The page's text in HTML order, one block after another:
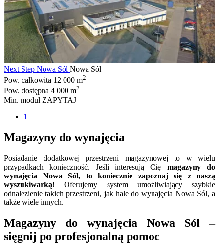
Next Step Nowa Sól Nowa Sól
Pow. całkowita 12 000 m2
Pow. dostępna 4 000 m2
Min. moduł ZAPYTAJ
1
Magazyny do wynajęcia
Posiadanie dodatkowej przestrzeni magazynowej to w wielu
przypadkach konieczność. Jeśli interesują Cię magazyny do
wynajęcia Nowa Sól, to koniecznie zapoznaj się z naszą
wyszukiwarką! Oferujemy system umożliwiający szybkie
odnalezienie takich przestrzeni, jak hale do wynajęcia Nowa Sól, a
także wiele innych.
Magazyny do wynajęcia Nowa Sól –
sięgnij po profesjonalną pomoc